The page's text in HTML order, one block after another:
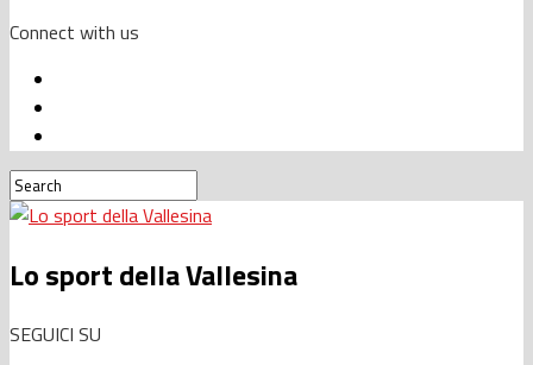
Connect with us
Lo sport della Vallesina
SEGUICI SU